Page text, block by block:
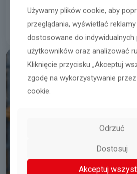
08.08.2026
Używamy plików cookie, aby
przeglądania, wyświetlać
dostosowane do indywidualnych
użytkowników oraz analizować
Kliknięcie przycisku „Akceptuj
zgodę na wykorzystywanie
cookie.
Odrzuć
Dostosuj
Akceptuj